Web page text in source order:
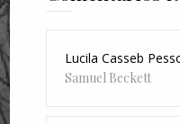
Lucila Casseb
Samuel Beckett